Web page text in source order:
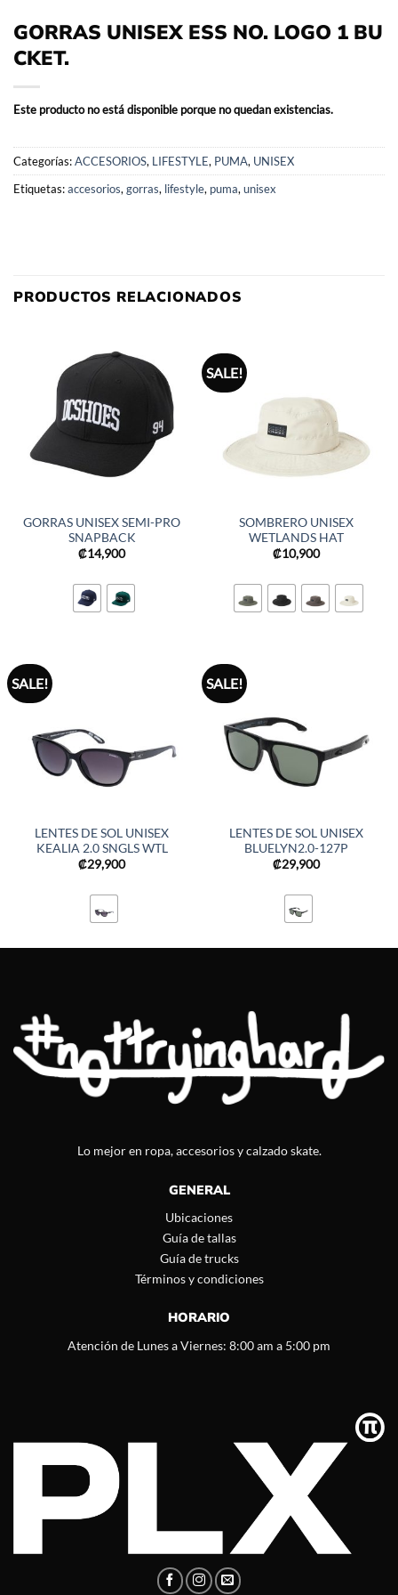
GORRAS UNISEX ESS NO. LOGO 1 BU
CKET.
Este producto no está disponible porque no quedan existencias.
Categorías:ACCESORIOS, LIFESTYLE, PUMA, UNISEX
Etiquetas:accesorios, gorras, lifestyle, puma, unisex
PRODUCTOS RELACIONADOS
GORRAS UNISEX SEMI-PRO
SNAPBACK
₡14,900
SALE!
SOMBRERO UNISEX
WETLANDS HAT
₡10,900
SALE!
LENTES DE SOL UNISEX
KEALIA 2.0 SNGLS WTL
₡29,900
SALE!
LENTES DE SOL UNISEX
BLUELYN2.0-127P
₡29,900
Lo mejor en ropa, accesorios y calzado skate.
GENERAL
Ubicaciones
Guía de tallas
Guía de trucks
Términos y condiciones
HORARIO
Atención de Lunes a Viernes: 8:00 am a 5:00 pm